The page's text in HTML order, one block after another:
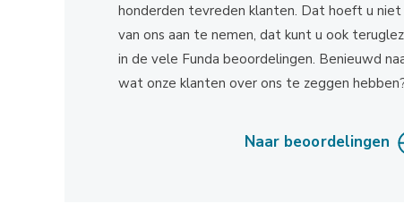
honderden tevreden klanten. Dat hoeft u niet
van ons aan te nemen, dat kunt u ook
in de vele Funda beoordelingen. Benieuwd
wat onze klanten over ons te zeggen
Naar beoordelingen